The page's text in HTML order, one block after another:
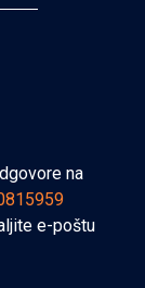
na
e-poštu